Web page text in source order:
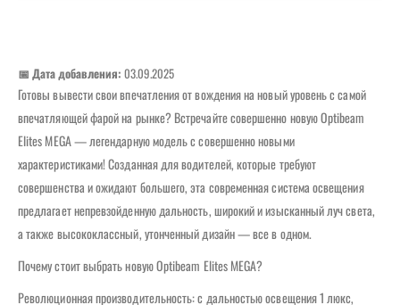
📅 Дата добавления: 03.09.2025
Готовы вывести свои впечатления от вождения на новый уровень с самой
впечатляющей фарой на рынке? Встречайте совершенно новую Optibeam
Elites MEGA — легендарную модель с совершенно новыми
характеристиками! Созданная для водителей, которые требуют
совершенства и ожидают большего, эта современная система освещения
предлагает непревзойденную дальность, широкий и изысканный луч света,
а также высококлассный, утонченный дизайн — все в одном.
Почему стоит выбрать новую Optibeam Elites MEGA?
Революционная производительность: с дальностью освещения 1 люкс,